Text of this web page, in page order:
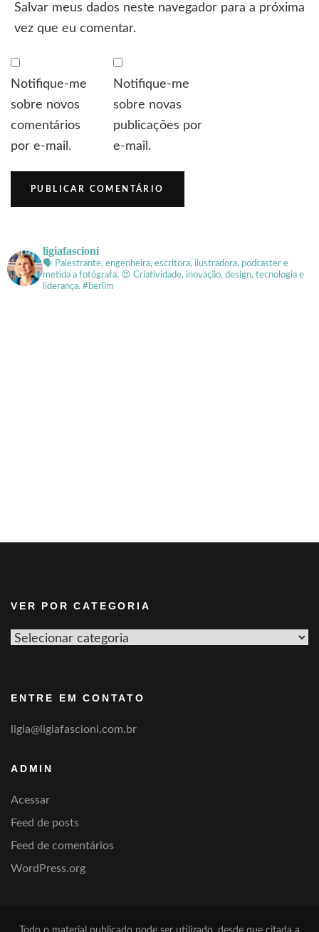
Salvar meus dados neste navegador para a próxima
vez que eu comentar.
Notifique-me
sobre novos
comentários
por e-mail.
Notifique-me
sobre novas
publicações por
e-mail.
ligiafascioni
🗣 Palestrante, engenheira, escritora, ilustradora, podcaster e
metida a fotógrafa. 😍 Criatividade, inovação, design, tecnologia e
liderança. #berlim
VER POR CATEGORIA
Ver
ENTRE EM CONTATO
ligia@ligiafascioni.com.br
ADMIN
Acessar
Feed de posts
Feed de comentários
WordPress.org